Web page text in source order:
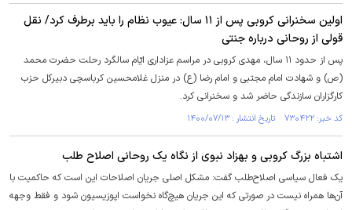
اولین سخنرانی کروبی پس از ۱۱ سال: عیوب نظام را باید برطرف کرد/ نقل
قولی از روحانی درباره جنتی
پس از حدود ۱۱ سال، مهدی کروبی در مراسم عزاداری ایّام سالگرد رحلت حضرت محمد
(ص) و شهادت امام مجتبی و امام رضا (ع) در منزل غلامحسین کرباسچی دبیرکل حزب
کارگزاران سازندگی حاضر شد و سخنرانی کرد.
کد خبر: ۷۳۰۴۲۲ تاریخ انتشار : ۱۴۰۰/۰۷/۱۳
اشتباه بزرگ کروبی و بهزاد نبوی از نگاه یک روحانی اصلاح طلب
یک فعال سیاسی اصلاح‌طلب گفت: مشکل اصلی جریان اصلاحات این است که حاکمیت با
آن‌ها همراه نیست در صورتی که این جریان هیچ‌گاه نخواست اپوزیسیون شود و فقط وجهه